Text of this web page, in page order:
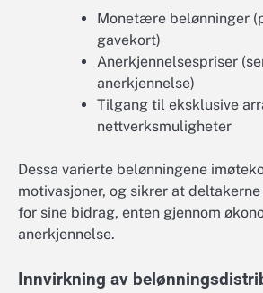
Monetære belønninger
gavekort)
Anerkjennelsespriser
anerkjennelse)
Tilgang til eksklusive
nettverksmuligheter
Dessa varierte belønningene
motivasjoner, og sikrer at
for sine bidrag, enten gjennom
anerkjennelse.
Innvirkning av